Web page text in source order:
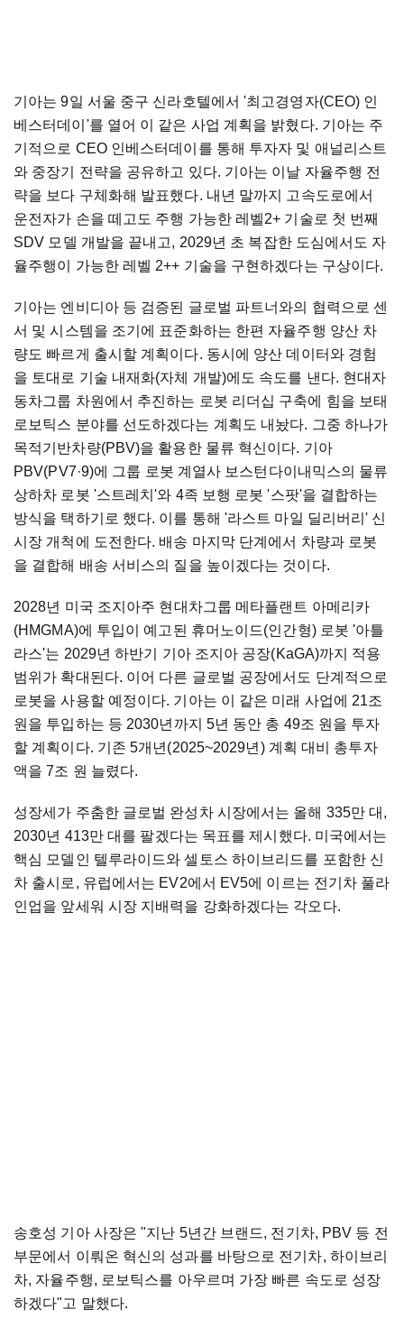
기아는 9일 서울 중구 신라호텔에서 '최고경영자(CEO) 인
베스터데이'를 열어 이 같은 사업 계획을 밝혔다. 기아는 주
기적으로 CEO 인베스터데이를 통해 투자자 및 애널리스트
와 중장기 전략을 공유하고 있다. 기아는 이날 자율주행 전
략을 보다 구체화해 발표했다. 내년 말까지 고속도로에서
운전자가 손을 떼고도 주행 가능한 레벨2+ 기술로 첫 번째
SDV 모델 개발을 끝내고, 2029년 초 복잡한 도심에서도 자
율주행이 가능한 레벨 2++ 기술을 구현하겠다는 구상이다.
기아는 엔비디아 등 검증된 글로벌 파트너와의 협력으로 센
서 및 시스템을 조기에 표준화하는 한편 자율주행 양산 차
량도 빠르게 출시할 계획이다. 동시에 양산 데이터와 경험
을 토대로 기술 내재화(자체 개발)에도 속도를 낸다. 현대자
동차그룹 차원에서 추진하는 로봇 리더십 구축에 힘을 보태
로보틱스 분야를 선도하겠다는 계획도 내놨다. 그중 하나가
목적기반차량(PBV)을 활용한 물류 혁신이다. 기아
PBV(PV7·9)에 그룹 로봇 계열사 보스턴다이내믹스의 물류
상하차 로봇 '스트레치'와 4족 보행 로봇 '스팟'을 결합하는
방식을 택하기로 했다. 이를 통해 '라스트 마일 딜리버리' 신
시장 개척에 도전한다. 배송 마지막 단계에서 차량과 로봇
을 결합해 배송 서비스의 질을 높이겠다는 것이다.
2028년 미국 조지아주 현대차그룹 메타플랜트 아메리카
(HMGMA)에 투입이 예고된 휴머노이드(인간형) 로봇 '아틀
라스'는 2029년 하반기 기아 조지아 공장(KaGA)까지 적용
범위가 확대된다. 이어 다른 글로벌 공장에서도 단계적으로
로봇을 사용할 예정이다. 기아는 이 같은 미래 사업에 21조
원을 투입하는 등 2030년까지 5년 동안 총 49조 원을 투자
할 계획이다. 기존 5개년(2025~2029년) 계획 대비 총투자
액을 7조 원 늘렸다.
성장세가 주춤한 글로벌 완성차 시장에서는 올해 335만 대,
2030년 413만 대를 팔겠다는 목표를 제시했다. 미국에서는
핵심 모델인 텔루라이드와 셀토스 하이브리드를 포함한 신
차 출시로, 유럽에서는 EV2에서 EV5에 이르는 전기차 풀라
인업을 앞세워 시장 지배력을 강화하겠다는 각오다.
송호성 기아 사장은 "지난 5년간 브랜드, 전기차, PBV 등 전
부문에서 이뤄온 혁신의 성과를 바탕으로 전기차, 하이브리
차, 자율주행, 로보틱스를 아우르며 가장 빠른 속도로 성장
하겠다"고 말했다.